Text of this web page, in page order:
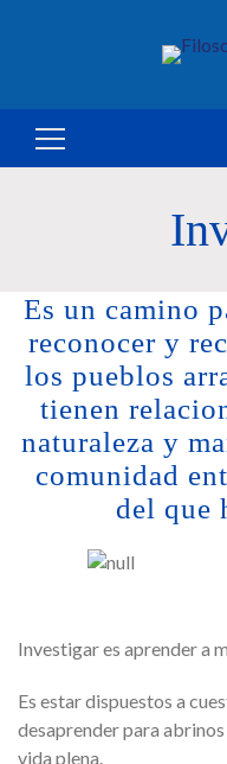
Buscar:
Es un camino
reconocer y
los pueblos
tienen
naturaleza y
comunidad
del que
Investigar es aprender a
Es estar dispuestos a
desaprender para
vida plena.